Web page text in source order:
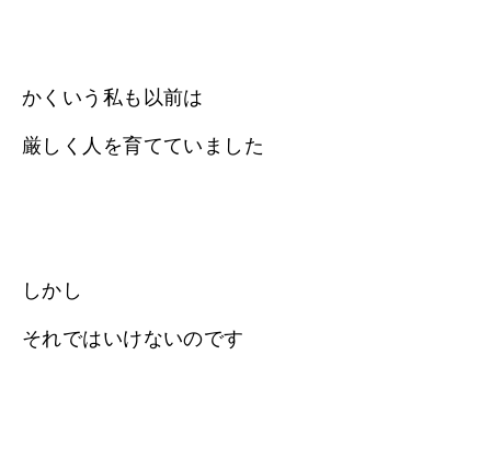
かくいう私も以前は
厳しく人を育てていました
しかし
それではいけないのです